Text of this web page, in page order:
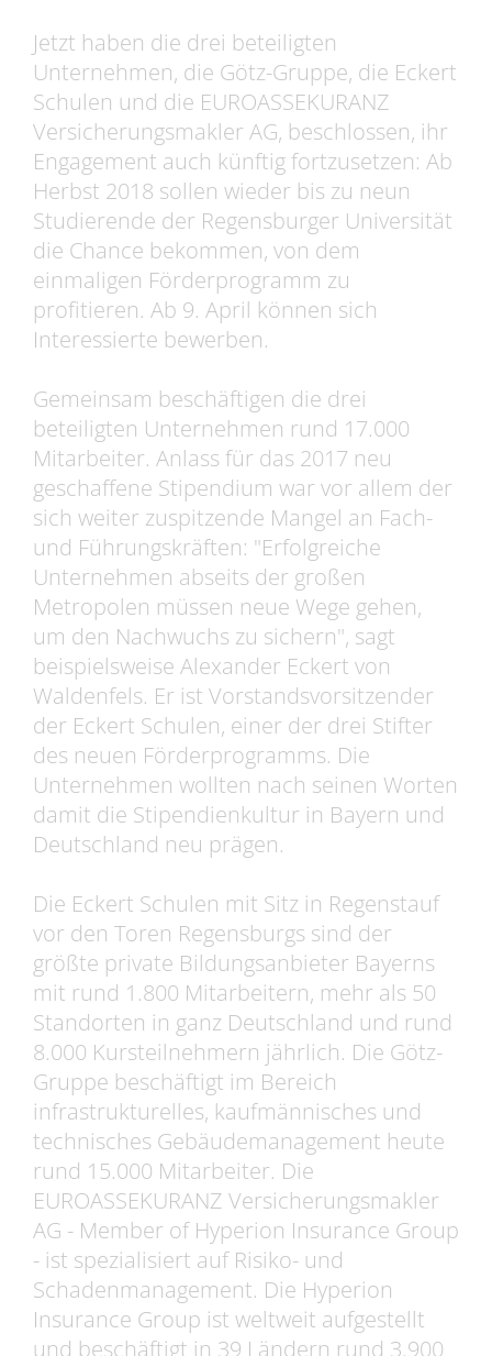
Jetzt haben die drei beteiligten
Unternehmen, die Götz-Gruppe, die Eckert
Schulen und die EUROASSEKURANZ
Versicherungsmakler AG, beschlossen, ihr
Engagement auch künftig fortzusetzen: Ab
Herbst 2018 sollen wieder bis zu neun
Studierende der Regensburger Universität
die Chance bekommen, von dem
einmaligen Förderprogramm zu
profitieren. Ab 9. April können sich
Interessierte bewerben.
Gemeinsam beschäftigen die drei
beteiligten Unternehmen rund 17.000
Mitarbeiter. Anlass für das 2017 neu
geschaffene Stipendium war vor allem der
sich weiter zuspitzende Mangel an Fach-
und Führungskräften: "Erfolgreiche
Unternehmen abseits der großen
Metropolen müssen neue Wege gehen,
um den Nachwuchs zu sichern", sagt
beispielsweise Alexander Eckert von
Waldenfels. Er ist Vorstandsvorsitzender
der Eckert Schulen, einer der drei Stifter
des neuen Förderprogramms. Die
Unternehmen wollten nach seinen Worten
damit die Stipendienkultur in Bayern und
Deutschland neu prägen.
Die Eckert Schulen mit Sitz in Regenstauf
vor den Toren Regensburgs sind der
größte private Bildungsanbieter Bayerns
mit rund 1.800 Mitarbeitern, mehr als 50
Standorten in ganz Deutschland und rund
8.000 Kursteilnehmern jährlich. Die Götz-
Gruppe beschäftigt im Bereich
infrastrukturelles, kaufmännisches und
technisches Gebäudemanagement heute
rund 15.000 Mitarbeiter. Die
EUROASSEKURANZ Versicherungsmakler
AG - Member of Hyperion Insurance Group
- ist spezialisiert auf Risiko- und
Schadenmanagement. Die Hyperion
Insurance Group ist weltweit aufgestellt
und beschäftigt in 39 Ländern rund 3.900